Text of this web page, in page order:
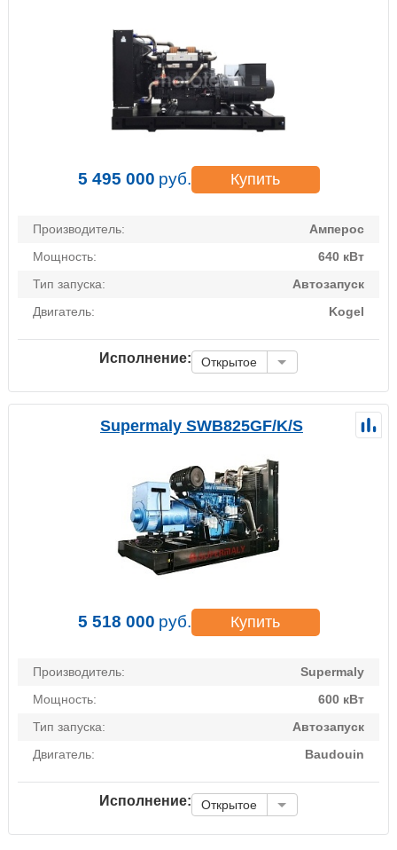
5 495 000 руб. Купить
Производитель:
Амперос
Мощность:
640 кВт
Тип запуска:
Автозапуск
Двигатель:
Kogel
Исполнение: Открытое
Supermaly SWB825GF/K/S
5 518 000 руб. Купить
Производитель:
Supermaly
Мощность:
600 кВт
Тип запуска:
Автозапуск
Двигатель:
Baudouin
Исполнение: Открытое